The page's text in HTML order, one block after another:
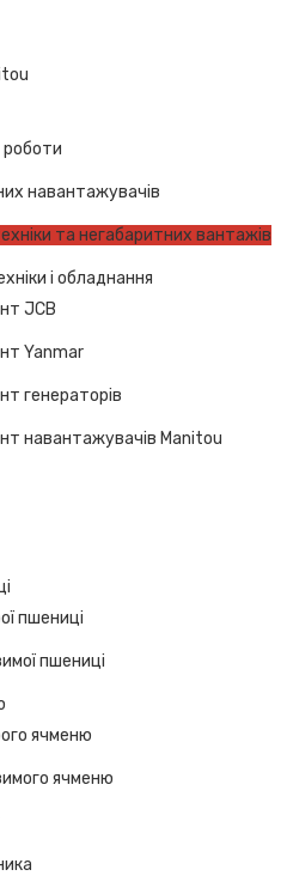
роботи
навантажувачів
та негабаритних вантажів
і обладнання
JCB
Yanmar
генераторів
навантажувачів Manitou
пшениці
пшениці
ячменю
ячменю